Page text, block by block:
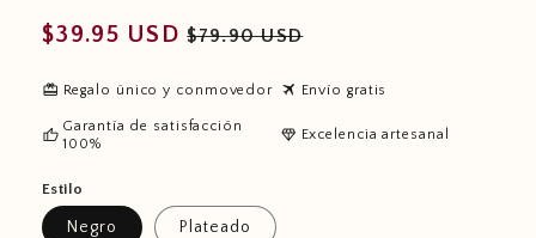
Regular
$39.95 USD Sale
$79.90 USD
redeem Regalo único y conmovedor travel Envío gratis
thumb_up Garantía de satisfacción
100%
diamond Excelencia artesanal
Estilo
Negro Plateado